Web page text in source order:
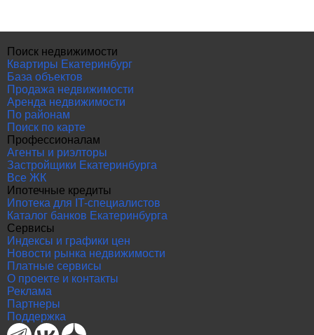
Поиск недвижимости
Квартиры Екатеринбург
База объектов
Продажа недвижимости
Аренда недвижимости
По районам
Поиск по карте
Профессионалам
Агенты и риэлторы
Застройщики Екатеринбурга
Все ЖК
Ипотечные кредиты
Ипотека для IT-специалистов
Каталог банков Екатеринбурга
Сервисы
Индексы и графики цен
Новости рынка недвижимости
Платные сервисы
О проекте и контакты
Реклама
Партнеры
Поддержка